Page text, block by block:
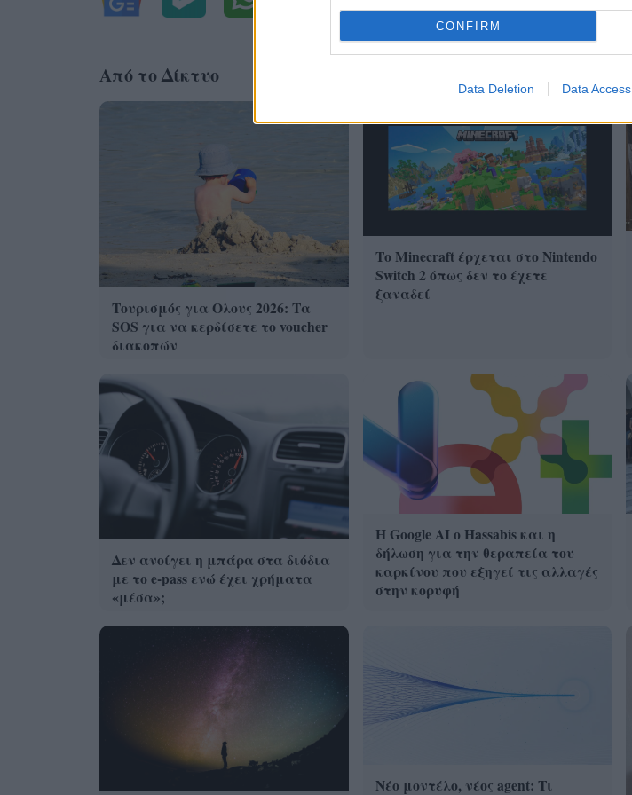
CONFIRM
Data Deletion Data Access
Από το Δίκτυο
Τουρισμός για Ολους 2026: Τα
SOS για να κερδίσετε το voucher
διακοπών
Το Minecraft έρχεται στο Nintendo
Switch 2 όπως δεν το έχετε
ξαναδεί
Δεν ανοίγει η μπάρα στα διόδια
με το e-pass ενώ έχει χρήματα
«μέσα»;
Η Google ΑΙ ο Hassabis και η
δήλωση για την θεραπεία του
καρκίνου που εξηγεί τις αλλαγές
στην κορυφή
Νέο μοντέλο, νέος agent: Τι